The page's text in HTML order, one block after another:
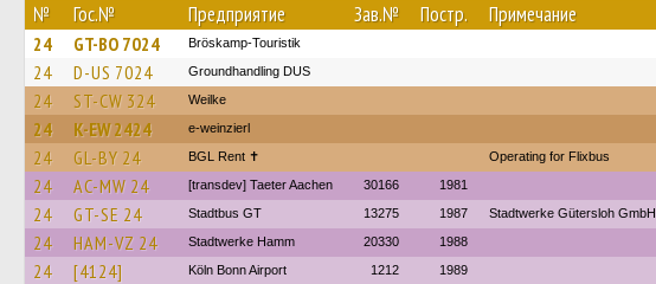
№ Гос.№ Предприятие Зав.№ Постр. Примечание
24 GT-BO 7024 Bröskamp-Touristik
24 D-US 7024 Groundhandling DUS
24 ST-CW 324 Weilke
24 K-EW 2424 e-weinzierl
24 GL-BY 24 BGL Rent ✝︎ Operating for Flixbus
24 AC-MW 24 [transdev] Taeter Aachen 30166 1981
24 GT-SE 24 Stadtbus GT 13275 1987 Stadtwerke Gütersloh GmbH
24 HAM-VZ 24 Stadtwerke Hamm 20330 1988
24 [4124] Köln Bonn Airport 1212 1989